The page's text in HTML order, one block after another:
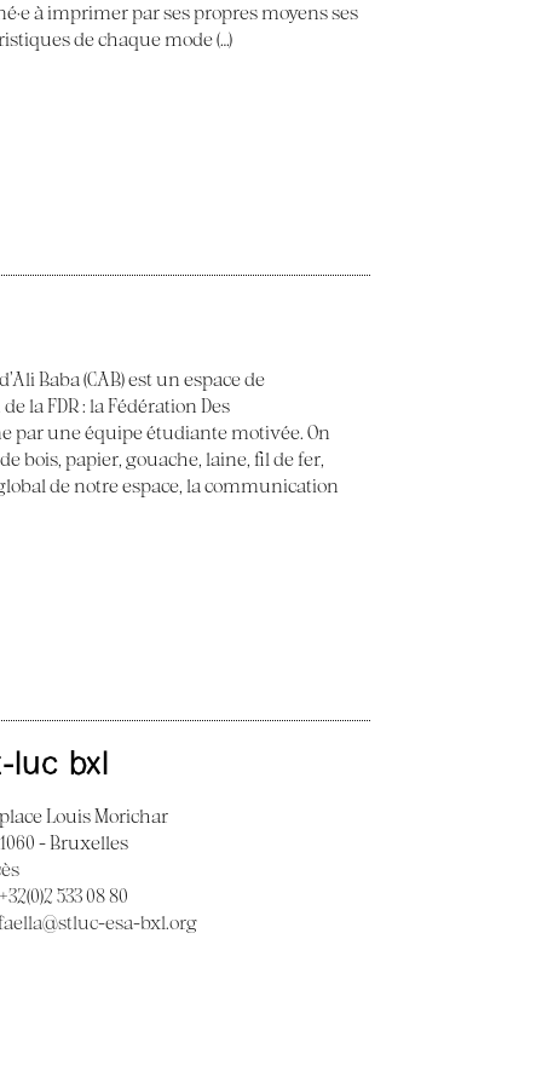
à imprimer par ses propres moyens ses
de chaque mode (…)
Baba (CAB) est un espace de
la FDR : la Fédération Des
par une équipe étudiante motivée. On
bois, papier, gouache, laine, fil de fer,
de notre espace, la communication
luc bxl
place Louis Morichar
- Bruxelles
533 08 80
esa-bxl.org